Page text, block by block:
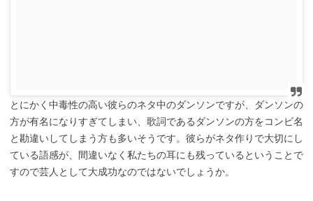
とにかく中毒性の高い彼らのネタ中のダンソンですが、ダンソンの
方が有名になりすぎてしまい、歌詞であるダンソンの方をコンビ名
と勘違いしてしまう方も多いそうです。彼らがネタ作りで大切にし
ている語感が、間違いなく私たちの耳にも残っているということで
すので芸人として大成功なのではないでしょうか。